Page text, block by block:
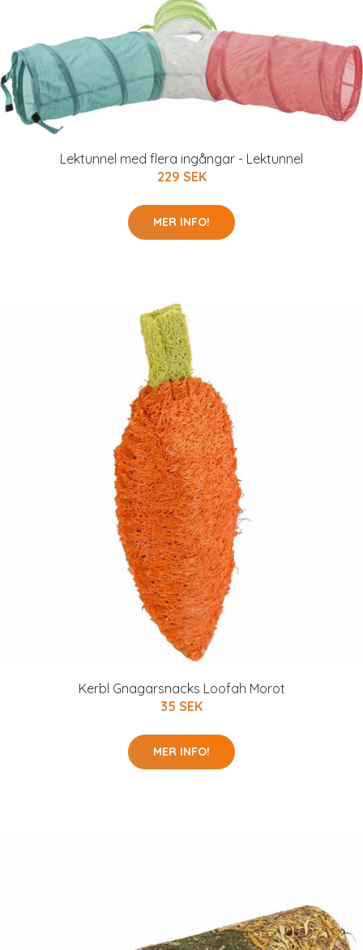
Lektunnel med flera ingångar - Lektunnel
229 SEK
MER INFO!
Kerbl Gnagarsnacks Loofah Morot
35 SEK
MER INFO!